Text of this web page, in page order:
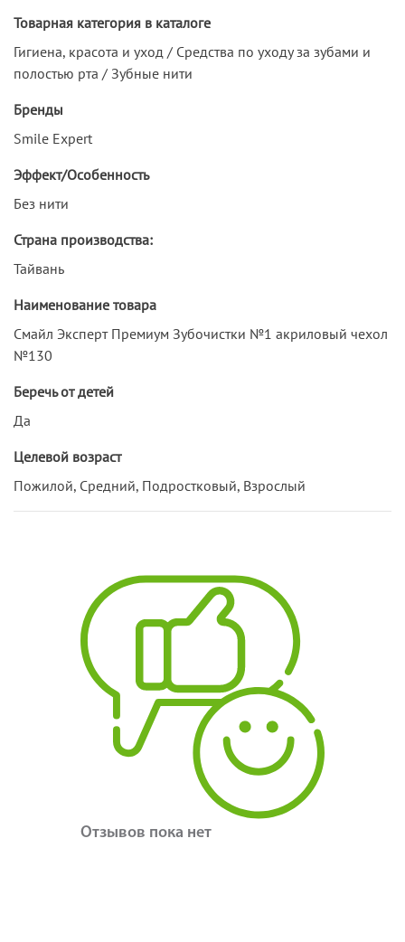
Товарная категория в каталоге
Гигиена, красота и уход / Средства по уходу за зубами и
полостью рта / Зубные нити
Бренды
Smile Expert
Эффект/Особенность
Без нити
Страна производства:
Тайвань
Наименование товара
Смайл Эксперт Премиум Зубочистки №1 акриловый чехол
№130
Беречь от детей
Да
Целевой возраст
Пожилой, Средний, Подростковый, Взрослый
Отзывов пока нет